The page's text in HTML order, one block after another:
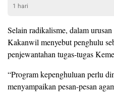
1 hari
Selain radikalisme, dalam
Kakanwil menyebut penghulu
penjewantahan tugas-tugas
“Program kepenghuluan perlu
menyampaikan pesan-pesan